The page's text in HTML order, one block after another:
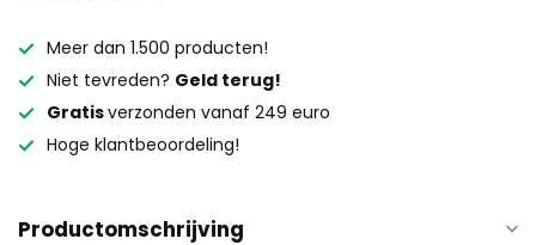
Meer dan 1.500 producten!
Niet tevreden? Geld terug!
Gratisverzonden vanaf 249 euro
Hoge klantbeoordeling!
Productomschrijving